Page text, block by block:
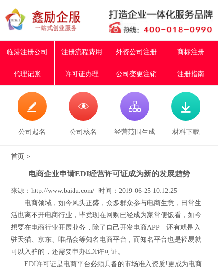
临港注册公司 注册流程费用 外资公司注册 商标注册
代理记账 许可证办理 公司变更注销 注册指南

公司起名

公司核名

经营范围生成

材料下载
首页 >
电商企业申请EDI经营许可证成为新的发展趋势
来源：http://www.baidu.com/ 时间：2019-06-25 10:12:25
电商领域，如今风头正盛，众多群众参与电商生意，日常生
活也离不开电商行业，毕竟现在网购已经成为家常便饭看，如今
想要在电商行业开展业务，除了自己开发电商APP，还有就是入
驻天猫、京东、唯品会等知名电商平台，而知名平台也是轻易就
可以入驻的，还需要申办EDI许可证。
EDI许可证是电商平台必须具备的市场准入资质!更成为电商